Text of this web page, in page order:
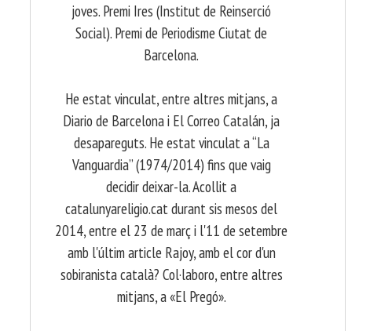
joves. Premi Ires (Institut de Reinserció
Social). Premi de Periodisme Ciutat de
Barcelona.
​ He estat vinculat, entre altres mitjans, a
Diario de Barcelona i El Correo Catalán, ja
desapareguts. He estat vinculat a “La
Vanguardia” (1974/2014) fins que vaig
decidir deixar-la. Acollit a
catalunyareligio.cat durant sis mesos del
2014, entre el 23 de març i l'11 de setembre
amb l'últim article Rajoy, amb el cor d'un
sobiranista català? Col·laboro, entre altres
mitjans, a «El Pregó».